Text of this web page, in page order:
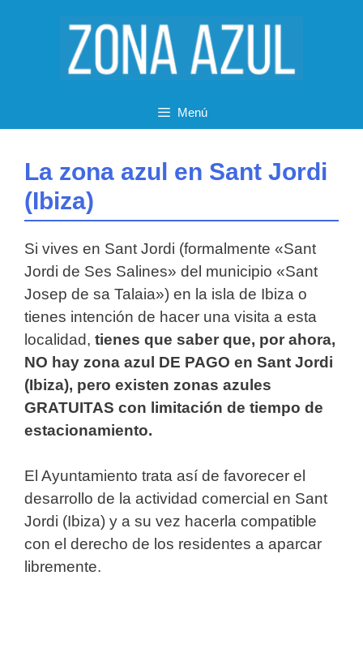
Menú
La zona azul en Sant Jordi
(Ibiza)
Si vives en Sant Jordi (formalmente «Sant
Jordi de Ses Salines» del municipio «Sant
Josep de sa Talaia») en la isla de Ibiza o
tienes intención de hacer una visita a esta
localidad, tienes que saber que, por ahora,
NO hay zona azul DE PAGO en Sant Jordi
(Ibiza), pero existen zonas azules
GRATUITAS con limitación de tiempo de
estacionamiento.
El Ayuntamiento trata así de favorecer el
desarrollo de la actividad comercial en Sant
Jordi (Ibiza) y a su vez hacerla compatible
con el derecho de los residentes a aparcar
libremente.